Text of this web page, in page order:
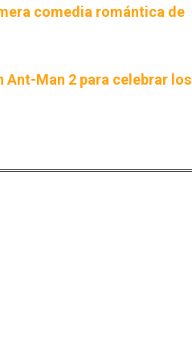
comedia romántica de
Ant-Man 2 para celebrar los